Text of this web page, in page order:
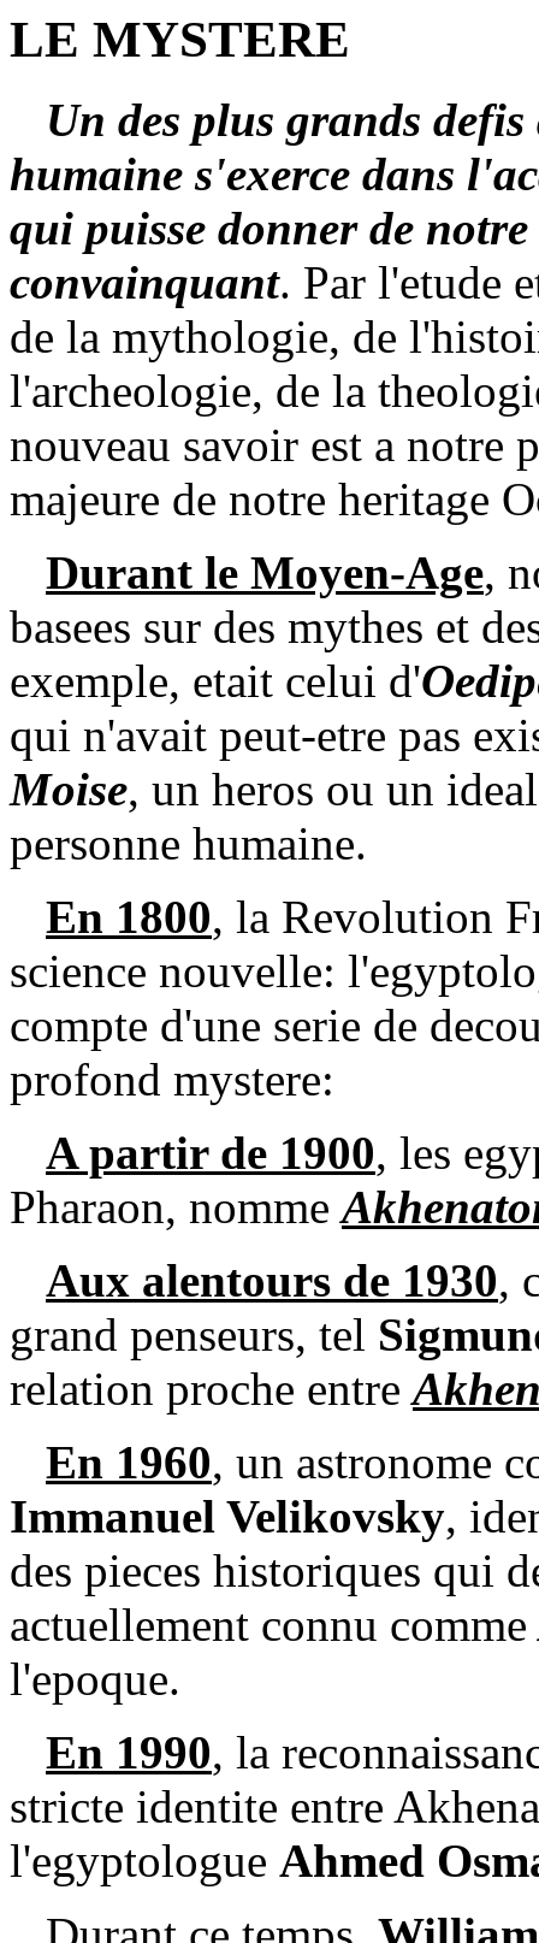
LE MYSTERE
Un des plus grands
humaine s'exerce dans
qui puisse donner de
convainquant. Par l'etude
de la mythologie, de
l'archeologie, de la
nouveau savoir est a notre
majeure de notre heritage
Durant le Moyen-Age,
basees sur des mythes et
exemple, etait celui d'
qui n'avait peut-etre pas
Moise, un heros ou un
personne humaine.
En 1800, la Revolution
science nouvelle:
compte d'une serie de
profond mystere:
A partir de 1900, les
Pharaon, nomme
Aux alentours de 1930,
grand penseurs, tel
relation proche entre
En 1960, un astronome
Immanuel Velikovsky,
des pieces historiques qui
actuellement connu comme
l'epoque.
En 1990, la
stricte identite entre
l'egyptologue Ahmed